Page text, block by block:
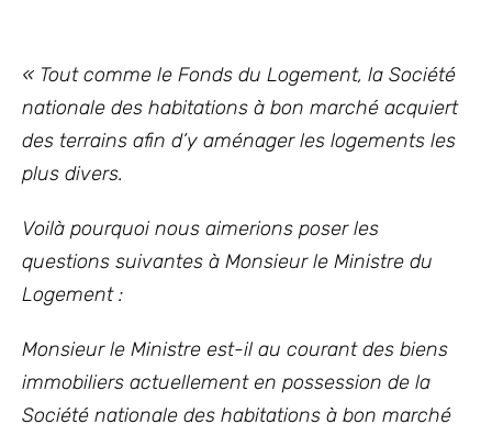
« Tout comme le Fonds du Logement, la Société
nationale des habitations à bon marché acquiert
des terrains afin d’y aménager les logements les
plus divers.
Voilà pourquoi nous aimerions poser les
questions suivantes à Monsieur le Ministre du
Logement :
Monsieur le Ministre est-il au courant des biens
immobiliers actuellement en possession de la
Société nationale des habitations à bon marché